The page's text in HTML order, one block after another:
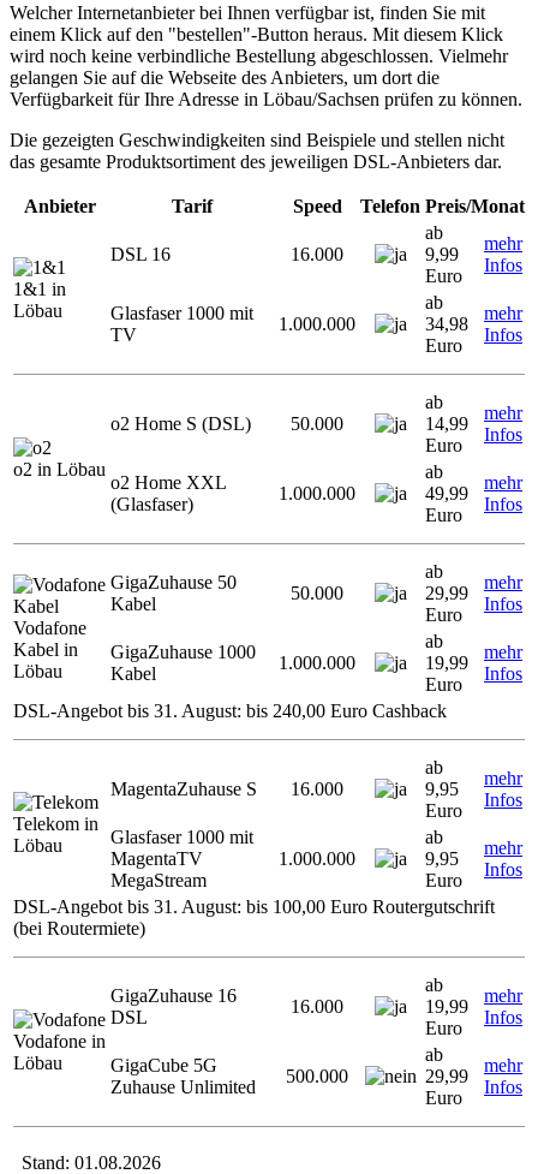
Welcher Internetanbieter bei Ihnen verfügbar ist, finden Sie mit
einem Klick auf den "bestellen"-Button heraus. Mit diesem Klick
wird noch keine verbindliche Bestellung abgeschlossen. Vielmehr
gelangen Sie auf die Webseite des Anbieters, um dort die
Verfügbarkeit für Ihre Adresse in Löbau/Sachsen prüfen zu können.
Die gezeigten Geschwindigkeiten sind Beispiele und stellen nicht
das gesamte Produktsortiment des jeweiligen DSL-Anbieters dar.
Anbieter Tarif Speed Telefon Preis/Monat
1&1 in
Löbau
DSL 16 16.000
ab
9,99
Euro
mehr
Infos
Glasfaser 1000 mit
TV
1.000.000
ab
34,98
Euro
mehr
Infos
o2 in Löbau
o2 Home S (DSL) 50.000
ab
14,99
Euro
mehr
Infos
o2 Home XXL
(Glasfaser)
1.000.000
ab
49,99
Euro
mehr
Infos
Vodafone
Kabel in
Löbau
GigaZuhause 50
Kabel
50.000
ab
29,99
Euro
mehr
Infos
GigaZuhause 1000
Kabel
1.000.000
ab
19,99
Euro
mehr
Infos
DSL-Angebot bis 31. August: bis 240,00 Euro Cashback
Telekom in
Löbau
MagentaZuhause S 16.000
ab
9,95
Euro
mehr
Infos
Glasfaser 1000 mit
MagentaTV
MegaStream
1.000.000
ab
9,95
Euro
mehr
Infos
DSL-Angebot bis 31. August: bis 100,00 Euro Routergutschrift
(bei Routermiete)
Vodafone in
Löbau
GigaZuhause 16
DSL
16.000
ab
19,99
Euro
mehr
Infos
GigaCube 5G
Zuhause Unlimited
500.000
ab
29,99
Euro
mehr
Infos
Stand: 01.08.2026